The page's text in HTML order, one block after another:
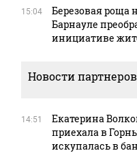
15:04
Березовая роща
Барнауле
инициативе
Новости партнеров
14:51
Екатерина
приехала в
искупалась в